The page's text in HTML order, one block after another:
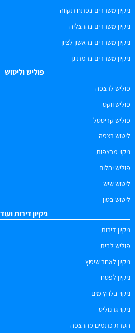
ניקיון משרדים בפתח תקווה
ניקיון משרדים בהרצליה
ניקיון משרדים בראשון לציון
ניקיון משרדים ברמת גן
פוליש וליטוש
פוליש לרצפה
פוליש ווקס
פוליש קריסטל
ליטוש רצפה
ניקוי מרצפות
פוליש יהלום
ליטוש שיש
ליטוש בטון
ניקיון דירות ועוד
ניקיון דירות
פוליש לבית
ניקיון לאחר שיפוץ
ניקיון לפסח
ניקוי בלחץ מים
ניקוי גרנוליט
הסרת כתמים מהרצפה